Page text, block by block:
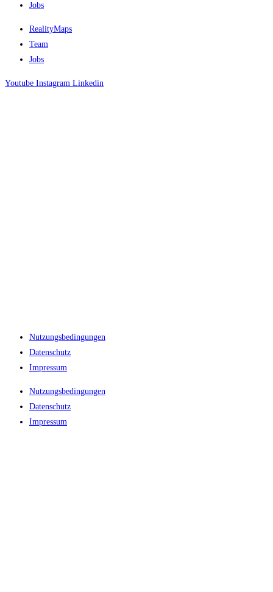
Jobs
RealityMaps
Team
Jobs
Youtube Instagram Linkedin
Nutzungsbedingungen
Datenschutz
Impressum
Nutzungsbedingungen
Datenschutz
Impressum